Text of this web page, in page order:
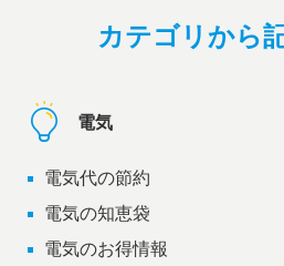
カテゴリから
電気
電気代の節約
電気の知恵袋
電気のお得情報